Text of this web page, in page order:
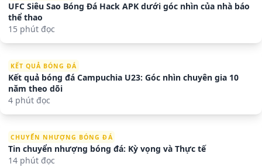
UFC Siêu Sao Bóng Đá Hack APK dưới góc nhìn của nhà báo
thể thao
15 phút đọc
KẾT QUẢ BÓNG ĐÁ
Kết quả bóng đá Campuchia U23: Góc nhìn chuyên gia 10
năm theo dõi
4 phút đọc
CHUYỂN NHƯỢNG BÓNG ĐÁ
Tin chuyển nhượng bóng đá: Kỳ vọng và Thực tế
14 phút đọc